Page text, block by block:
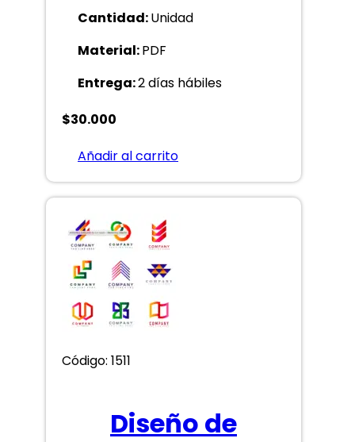
Cantidad:Unidad
Material:PDF
Entrega:2 días hábiles
$30.000
Añadir al carrito
Código: 1511
Diseño de